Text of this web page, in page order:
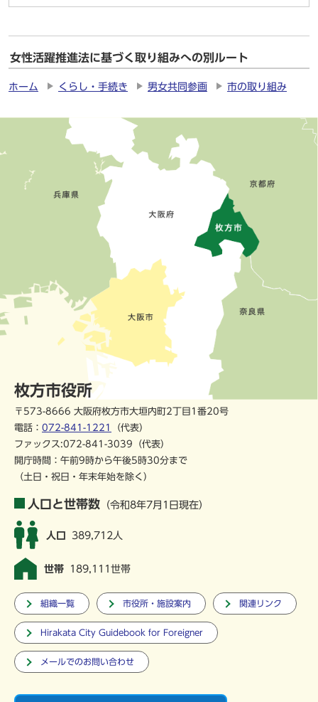
女性活躍推進法に基づく取り組みへの別ルート
ホーム くらし・手続き 男女共同参画 市の取り組み
枚方市役所
〒573-8666 大阪府枚方市大垣内町2丁目1番20号
電話： 072-841-1221
（代表）
ファックス:072-841-3039（代表）
開庁時間：午前9時から午後5時30分まで
（土日・祝日・年末年始を除く）
人口と世帯数 （令和8年7月1日現在）
人口 389,712人
世帯 189,111世帯
組織一覧 市役所・施設案内 関連リンク
Hirakata City Guidebook for Foreigner
メールでのお問い合わせ